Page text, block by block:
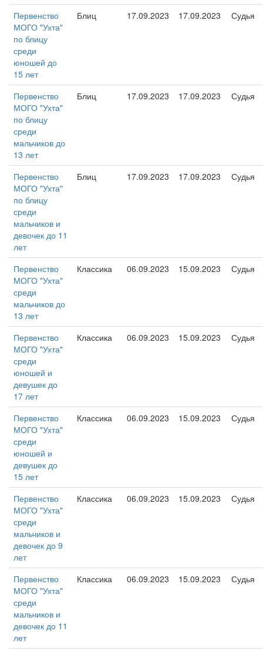
Первенство
МОГО "Ухта"
по блицу
среди
юношей до
15 лет
Блиц 17.09.2023 17.09.2023 Судья
Первенство
МОГО "Ухта"
по блицу
среди
мальчиков до
13 лет
Блиц 17.09.2023 17.09.2023 Судья
Первенство
МОГО "Ухта"
по блицу
среди
мальчиков и
девочек до 11
лет
Блиц 17.09.2023 17.09.2023 Судья
Первенство
МОГО "Ухта"
среди
мальчиков до
13 лет
Классика 06.09.2023 15.09.2023 Судья
Первенство
МОГО "Ухта"
среди
юношей и
девушек до
17 лет
Классика 06.09.2023 15.09.2023 Судья
Первенство
МОГО "Ухта"
среди
юношей и
девушек до
15 лет
Классика 06.09.2023 15.09.2023 Судья
Первенство
МОГО "Ухта"
среди
мальчиков и
девочек до 9
лет
Классика 06.09.2023 15.09.2023 Судья
Первенство
МОГО "Ухта"
среди
мальчиков и
девочек до 11
лет
Классика 06.09.2023 15.09.2023 Судья